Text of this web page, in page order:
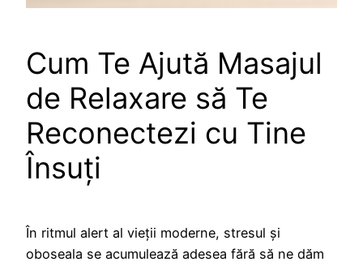
Cum Te Ajută Masajul
de Relaxare să Te
Reconectezi cu Tine
Însuți
În ritmul alert al vieții moderne, stresul și
oboseala se acumulează adesea fără să ne dăm